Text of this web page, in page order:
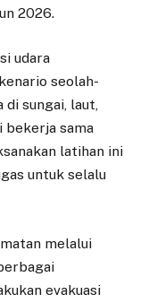
2026.
udara
seolah-
di sungai, laut,
bekerja sama
latihan ini
untuk selalu
melalui
evakuasi